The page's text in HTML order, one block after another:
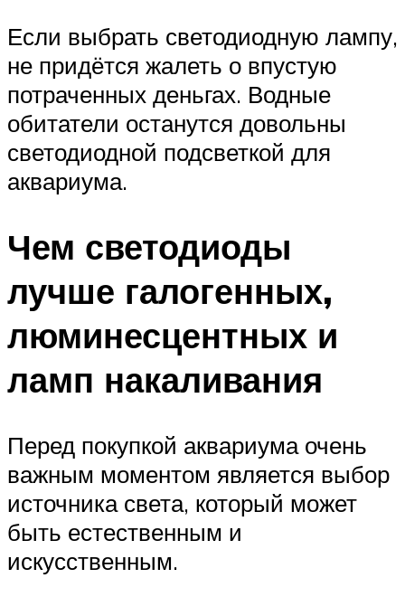
Если выбрать светодиодную лампу,
не придётся жалеть о впустую
потраченных деньгах. Водные
обитатели останутся довольны
светодиодной подсветкой для
аквариума.
Чем светодиоды
лучше галогенных,
люминесцентных и
ламп накаливания
Перед покупкой аквариума очень
важным моментом является выбор
источника света, который может
быть естественным и
искусственным.